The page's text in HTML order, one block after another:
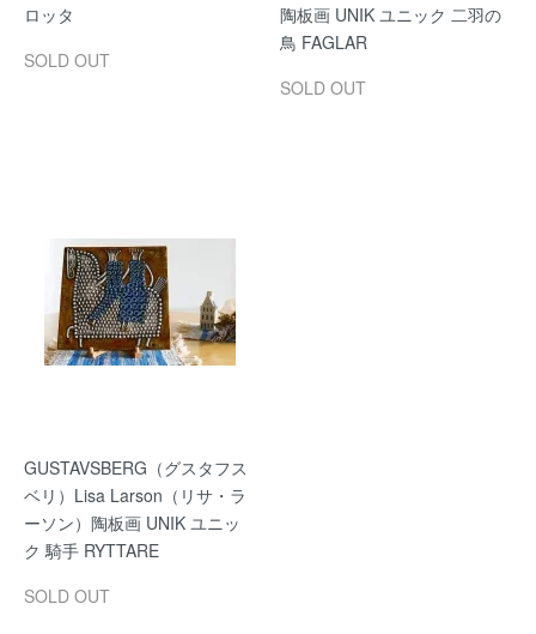
ロッタ
SOLD OUT
陶板画 UNIK ユニック 二羽の
鳥 FAGLAR
SOLD OUT
GUSTAVSBERG（グスタフス
ベリ）Lisa Larson（リサ・ラ
ーソン）陶板画 UNIK ユニッ
ク 騎手 RYTTARE
SOLD OUT